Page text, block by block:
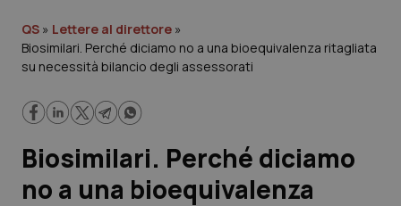
Governo e Parlamento
Regioni e Asl
Lavoro e Professioni
Scienza e Farmaci
QS » Lettere al direttore »
Biosimilari. Perché diciamo no a una bioequivalenza ritagliata
su necessità bilancio degli assessorati
Biosimilari. Perché diciamo
no a una bioequivalenza